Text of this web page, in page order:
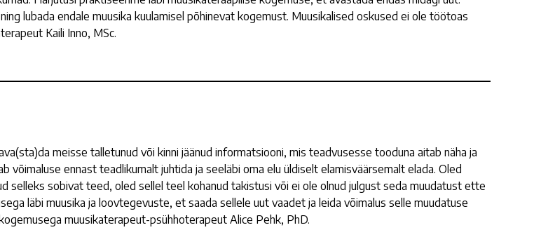
lubada endale muusika kuulamisel põhinevat kogemust. Muusikalised oskused ei ole töötoas
Kaili Inno, MSc.
meisse talletunud või kinni jäänud informatsiooni, mis teadvusesse tooduna aitab näha ja
ennast teadlikumalt juhtida ja seeläbi oma elu üldiselt elamisväärsemalt elada. Oled
selleks sobivat teed, oled sellel teel kohanud takistusi või ei ole olnud julgust seda muudatust ette
läbi muusika ja loovtegevuste, et saada sellele uut vaadet ja leida võimalus selle muudatuse
muusikaterapeut-psühhoterapeut Alice Pehk, PhD.